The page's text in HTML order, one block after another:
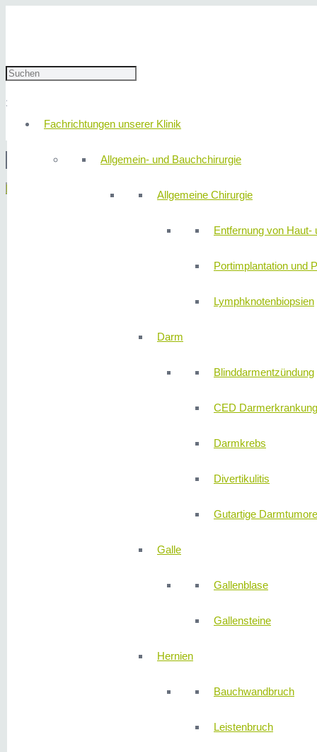
Fachrichtungen unserer Klinik
Allgemein- und Bauchchirurgie
Allgemeine Chirurgie
Entfernung von Haut-
Portimplantation und
Lymphknotenbiopsien
Darm
Blinddarmentzündung
CED Darmerkrankung
Darmkrebs
Divertikulitis
Gutartige Darmtumore
Galle
Gallenblase
Gallensteine
Hernien
Bauchwandbruch
Leistenbruch
Klinik310-35
30. Mai 2023
Menü